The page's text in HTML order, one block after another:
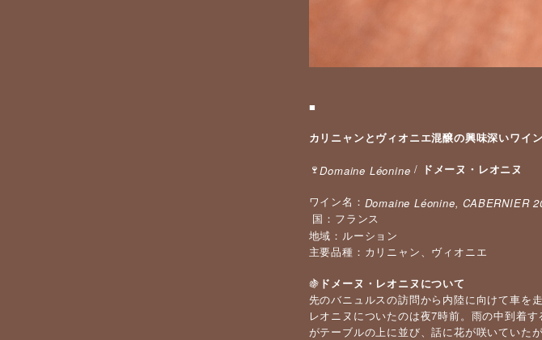
■
カリニャンとヴィオニエ混醸の興味深いワイ
🍷Domaine Léonine / ドメーヌ・レオニヌ
ワイン名： Domaine Léonine, CABERNIER
国：フランス
地域：ルーション
主要品種：カリニャン、ヴィオニエ
🍇 ドメーヌ・レオニヌについて
先のバニュルスの訪問から内陸に向けて車を
レオニヌについたのは夜7時前。雨の中到着
がテーブルの上に並び、話に花が咲いていた